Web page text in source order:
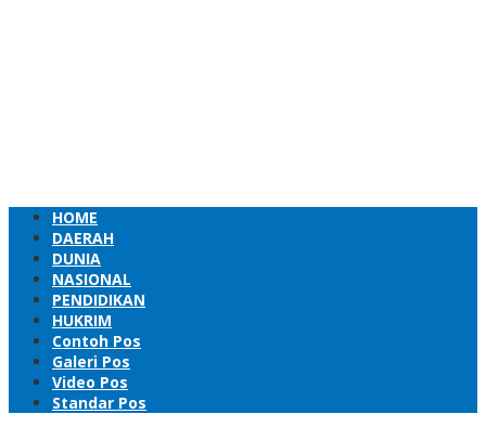
HOME
DAERAH
DUNIA
NASIONAL
PENDIDIKAN
HUKRIM
Contoh Pos
Galeri Pos
Video Pos
Standar Pos